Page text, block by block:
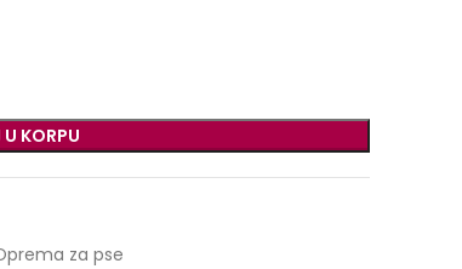
KORPU
za pse